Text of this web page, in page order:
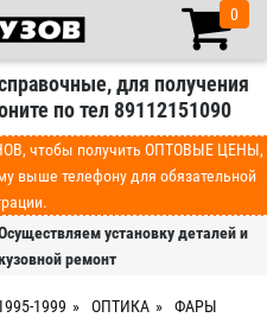
0
для получения
по тел 89112151090
чтобы получить ОПТОВЫЕ ЦЕНЫ,
выше телефону для обязательной
установку деталей и
ремонт
1999 ОПТИКА
ФАРЫ